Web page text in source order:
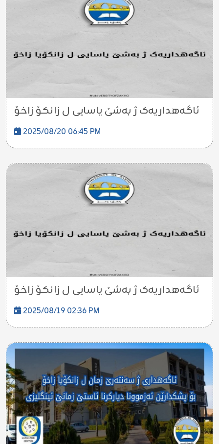
ئاگەهداریەک ژ بەشێ یاسایی ل زانکۆ زاخۆ
2025/08/20 06:45 PM
ئاگەهداریەک ژ بەشێ یاسایی ل زانکۆ زاخۆ
2025/08/19 02:36 PM